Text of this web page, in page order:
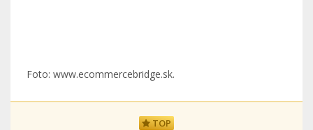
Foto: www.ecommercebridge.sk.
TOP